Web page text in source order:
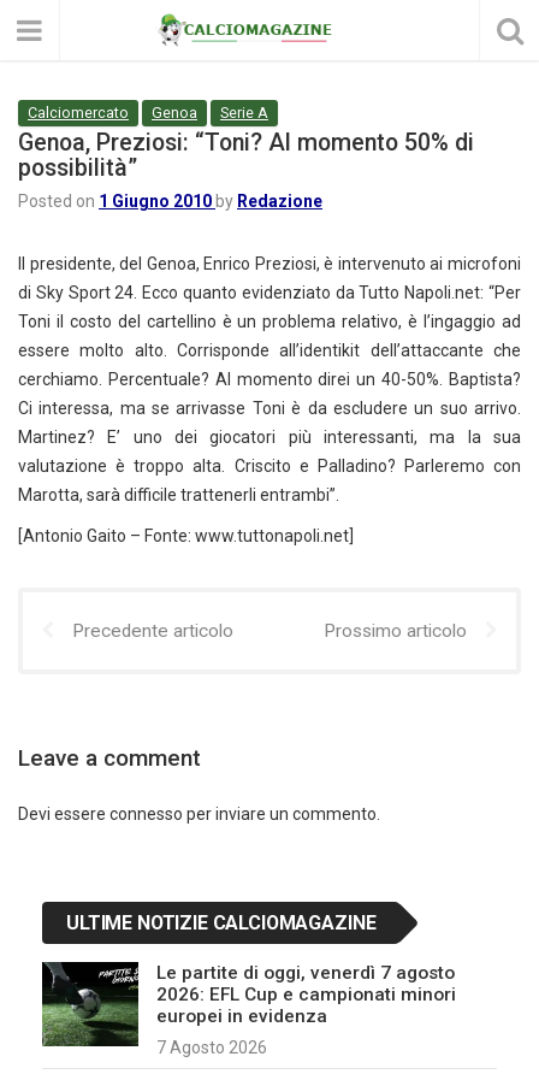
Calciomercato Genoa Serie A
Genoa, Preziosi: “Toni? Al momento 50% di
possibilità”
Posted on 1 Giugno 2010 by Redazione
Il presidente, del Genoa, Enrico Preziosi, è intervenuto ai microfoni
di Sky Sport 24. Ecco quanto evidenziato da Tutto Napoli.net: “Per
Toni il costo del cartellino è un problema relativo, è l’ingaggio ad
essere molto alto. Corrisponde all’identikit dell’attaccante che
cerchiamo. Percentuale? Al momento direi un 40-50%. Baptista?
Ci interessa, ma se arrivasse Toni è da escludere un suo arrivo.
Martinez? E’ uno dei giocatori più interessanti, ma la sua
valutazione è troppo alta. Criscito e Palladino? Parleremo con
Marotta, sarà difficile trattenerli entrambi”.
[Antonio Gaito – Fonte: www.tuttonapoli.net]
Precedente articolo Prossimo articolo
Leave a comment
Devi essere connesso per inviare un commento.
ULTIME NOTIZIE CALCIOMAGAZINE
Le partite di oggi, venerdì 7 agosto
2026: EFL Cup e campionati minori
europei in evidenza
7 Agosto 2026